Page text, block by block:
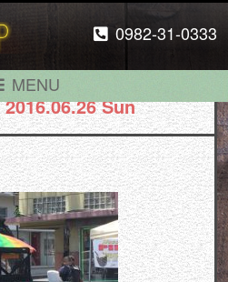
0982-31-0333
MENU
2016.06.26 Sun